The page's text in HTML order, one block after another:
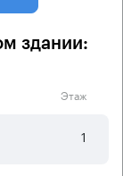
здании:
Этаж
1